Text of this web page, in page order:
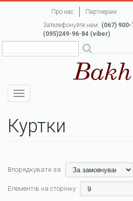
Про нас
Партнерам
Зателефонуйте нам: (067) 900-
(095)249-96-84 (viber)
Toggle
navigation
Куртки
Впорядкувати за
Елементів на сторінку